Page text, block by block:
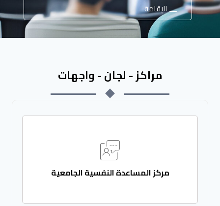
الإقامة
مراكز - لجان - واجهات
مركز المساعدة النفسية الجامعية